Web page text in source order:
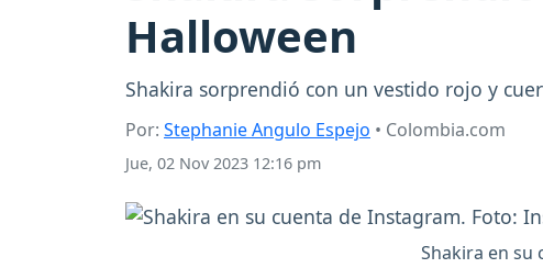
Halloween
Shakira sorprendió con un vestido rojo y
Por: Stephanie Angulo Espejo • Colombia.com
Jue, 02 Nov 2023 12:16 pm
Shakira en su